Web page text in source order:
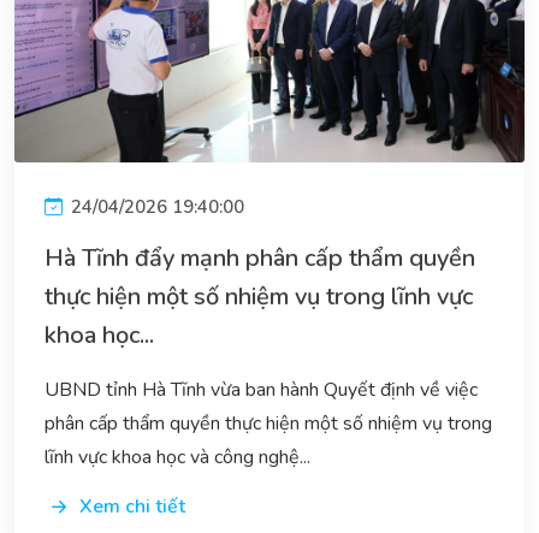
24/04/2026 19:40:00
Hà Tĩnh đẩy mạnh phân cấp thẩm quyền
thực hiện một số nhiệm vụ trong lĩnh vực
khoa học...
UBND tỉnh Hà Tĩnh vừa ban hành Quyết định về việc
phân cấp thẩm quyền thực hiện một số nhiệm vụ trong
lĩnh vực khoa học và công nghệ...
Xem chi tiết